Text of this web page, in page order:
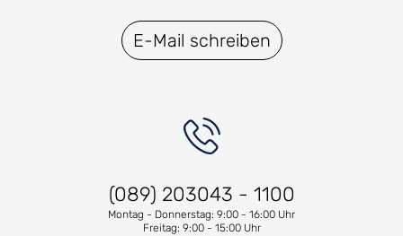
E-Mail schreiben
(089) 203043 - 1100
Montag - Donnerstag: 9:00 - 16:00 Uhr
Freitag: 9:00 - 15:00 Uhr